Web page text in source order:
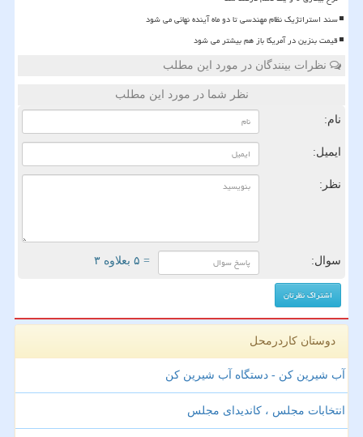
سند استراتژیک نظام مهندسی تا دو ماه آینده نهائی می شود
قیمت بنزین در آمریکا باز هم بیشتر می شود
نظرات بینندگان در مورد این مطلب
نظر شما در مورد این مطلب
نام:
ایمیل:
نظر:
سوال: = ۵ بعلاوه ۳
دوستان کاردرمحل
آب شیرین کن - دستگاه آب شیرین کن
انتخابات مجلس ، کاندیدای مجلس